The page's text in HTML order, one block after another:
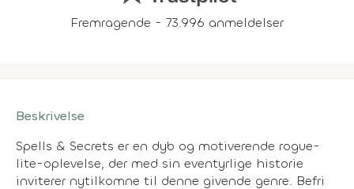
Fremragende - 73.996 anmeldelser
Beskrivelse
Spells & Secrets er en dyb og motiverende rogue-
lite-oplevelse, der med sin eventyrlige historie
inviterer nytilkomne til denne givende genre. Befri